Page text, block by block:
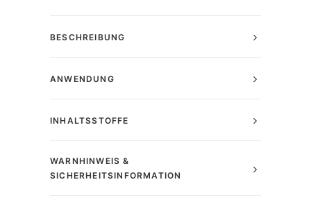
BESCHREIBUNG
ANWENDUNG
INHALTSSTOFFE
WARNHINWEIS &
SICHERHEITSINFORMATION